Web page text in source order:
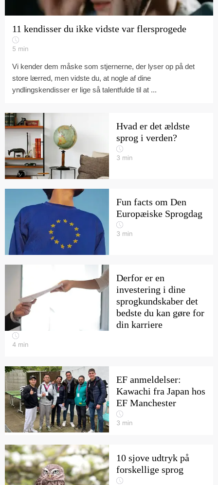
11 kendisser du ikke vidste var flersprogede
5 min
Vi kender dem måske som stjernerne, der lyser op på det
store lærred, men vidste du, at nogle af dine
yndlingskendisser er lige så talentfulde til at ...
Hvad er det ældste
sprog i verden?
3 min
Fun facts om Den
Europæiske Sprogdag
3 min
Derfor er en
investering i dine
sprogkundskaber det
bedste du kan gøre for
din karriere
4 min
EF anmeldelser:
Kawachi fra Japan hos
EF Manchester
3 min
10 sjove udtryk på
forskellige sprog